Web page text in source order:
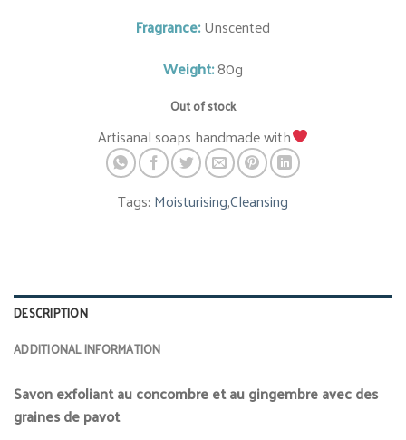
Fragrance:Unscented
Weight:80g
Out of stock
Artisanal soaps handmade with
Tags: Moisturising,Cleansing
DESCRIPTION
ADDITIONAL INFORMATION
Savon exfoliant au concombre et au gingembre avec des
graines de pavot